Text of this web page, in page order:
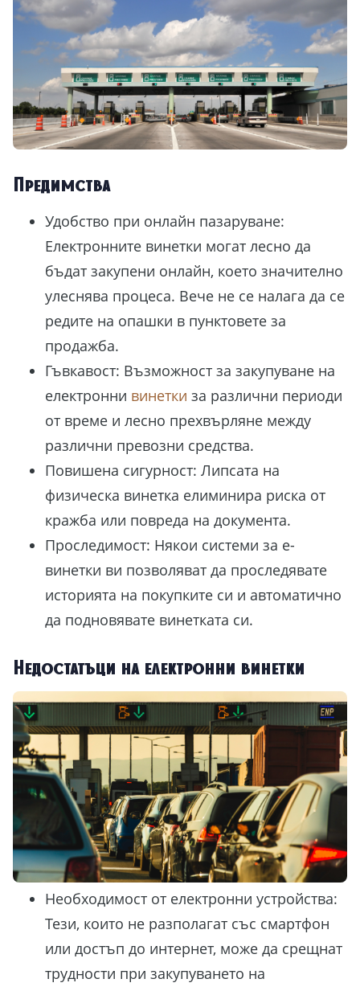
Предимства
Удобство при онлайн пазаруване:
Електронните винетки могат лесно да
бъдат закупени онлайн, което значително
улеснява процеса. Вече не се налага да се
редите на опашки в пунктовете за
продажба.
Гъвкавост: Възможност за закупуване на
електронни винетки за различни периоди
от време и лесно прехвърляне между
различни превозни средства.
Повишена сигурност: Липсата на
физическа винетка елиминира риска от
кражба или повреда на документа.
Проследимост: Някои системи за е-
винетки ви позволяват да проследявате
историята на покупките си и автоматично
да подновявате винетката си.
Недостатъци на електронни винетки
Необходимост от електронни устройства:
Тези, които не разполагат със смартфон
или достъп до интернет, може да срещнат
трудности при закупуването на